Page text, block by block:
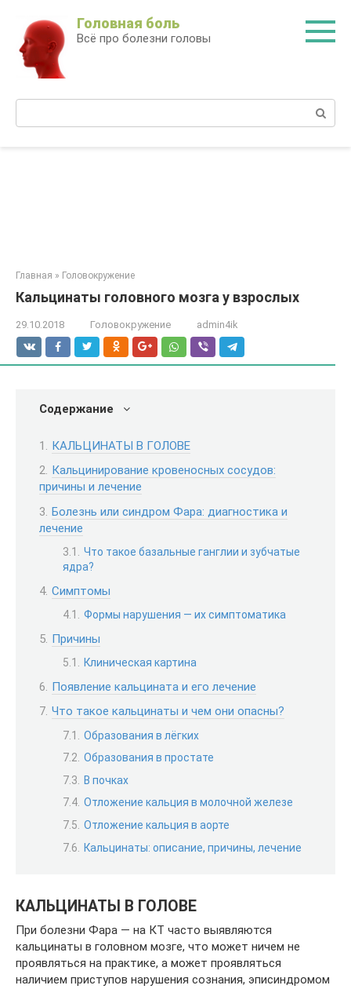
контенту
Головная боль
Всё про болезни головы
Главная » Головокружение
Кальцинаты головного мозга у взрослых
29.10.2018 Головокружение admin4ik
Содержание
КАЛЬЦИНАТЫ В ГОЛОВЕ
Кальцинирование кровеносных сосудов:
причины и лечение
Болезнь или синдром Фара: диагностика и
лечение
Что такое базальные ганглии и зубчатые
ядра?
Симптомы
Формы нарушения — их симптоматика
Причины
Клиническая картина
Появление кальцината и его лечение
Что такое кальцинаты и чем они опасны?
Образования в лёгких
Образования в простате
В почках
Отложение кальция в молочной железе
Отложение кальция в аорте
Кальцинаты: описание, причины, лечение
КАЛЬЦИНАТЫ В ГОЛОВЕ
При болезни Фара — на КТ часто выявляются
кальцинаты в головном мозге, что может ничем не
проявляться на практике, а может проявляться
наличием приступов нарушения сознания, эписиндромом